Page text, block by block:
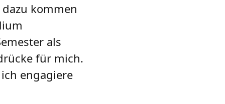
kommen
als
für mich.
engagiere